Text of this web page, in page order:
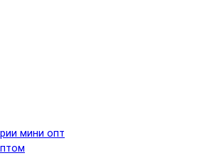
мини опт